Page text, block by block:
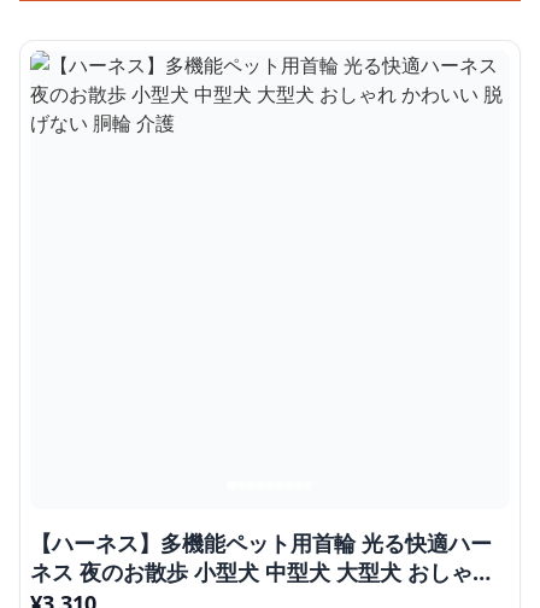
【ハーネス】多機能ペット用首輪 光る快適ハー
ネス 夜のお散歩 小型犬 中型犬 大型犬 おしゃれ
かわいい 脱げない 胴輪 介護